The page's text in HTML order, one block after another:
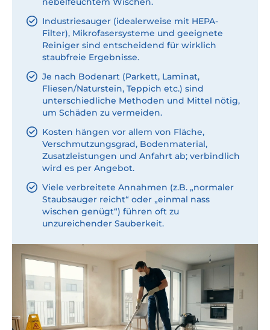
Industriesauger (idealerweise mit HEPA-
Filter), Mikrofasersysteme und geeignete
Reiniger sind entscheidend für wirklich
staubfreie Ergebnisse.
Je nach Bodenart (Parkett, Laminat,
Fliesen/Naturstein, Teppich etc.) sind
unterschiedliche Methoden und Mittel nötig,
um Schäden zu vermeiden.
Kosten hängen vor allem von Fläche,
Verschmutzungsgrad, Bodenmaterial,
Zusatzleistungen und Anfahrt ab; verbindlich
wird es per Angebot.
Viele verbreitete Annahmen (z.B. „normaler
Staubsauger reicht“ oder „einmal nass
wischen genügt“) führen oft zu
unzureichender Sauberkeit.